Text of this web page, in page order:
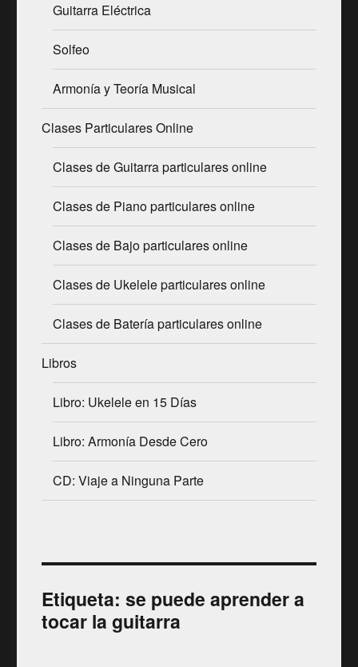
Guitarra Eléctrica
Solfeo
Armonía y Teoría Musical
Clases Particulares Online
Clases de Guitarra particulares online
Clases de Piano particulares online
Clases de Bajo particulares online
Clases de Ukelele particulares online
Clases de Batería particulares online
Libros
Libro: Ukelele en 15 Días
Libro: Armonía Desde Cero
CD: Viaje a Ninguna Parte
Etiqueta:se puede aprender a
tocar la guitarra